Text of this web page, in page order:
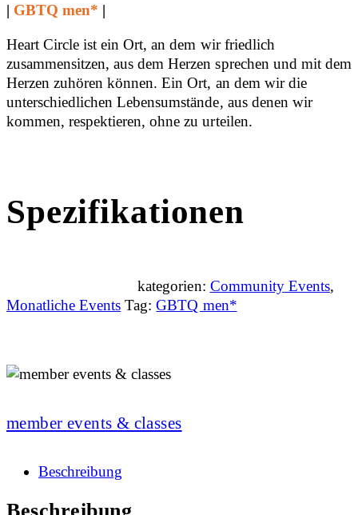
| GBTQ men* |
Heart Circle ist ein Ort, an dem wir friedlich
zusammensitzen, aus dem Herzen sprechen und mit dem
Herzen zuhören können. Ein Ort, an dem wir die
unterschiedlichen Lebensumstände, aus denen wir
kommen, respektieren, ohne zu urteilen.
Spezifikationen
kategorien: Community Events,
Monatliche Events Tag: GBTQ men*
member events & classes
Beschreibung